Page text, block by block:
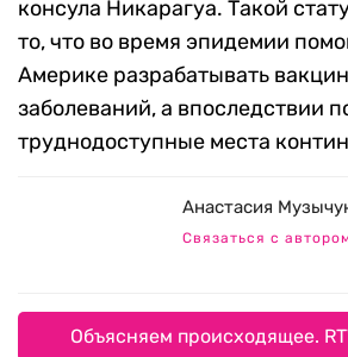
консула Никарагуа. Такой
то, что во время эпидемии
Америке разрабатывать
заболеваний, а впоследствии
труднодоступные места
Анастасия
Связаться с
Объясняем происходящее.